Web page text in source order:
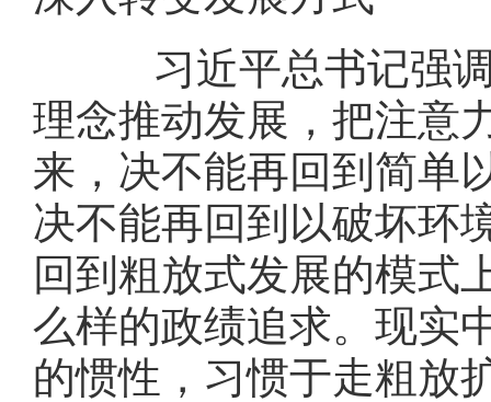
习近平总书记强调
理念推动发展，把注意
来，决不能再回到简单
决不能再回到以破坏环
回到粗放式发展的模式
么样的政绩追求。现实
的惯性，习惯于走粗放